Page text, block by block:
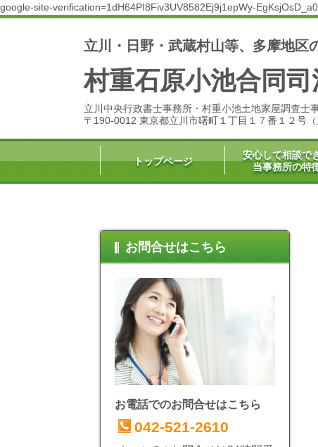
google-site-verification=1dH64PI8Fiv3UV8582Ej9j1epWy-
立川・日野・武蔵村山等、多摩地区
村重石原小池合同
立川中央行政書士事務所・村重小池土地家屋調査
〒190-0012 東京都立川市曙町１丁目１７番１２号（
トップページ
安心して相談で
当事務所の特
お問合せはこちら
お電話でのお問合せはこちら
042-521-2610